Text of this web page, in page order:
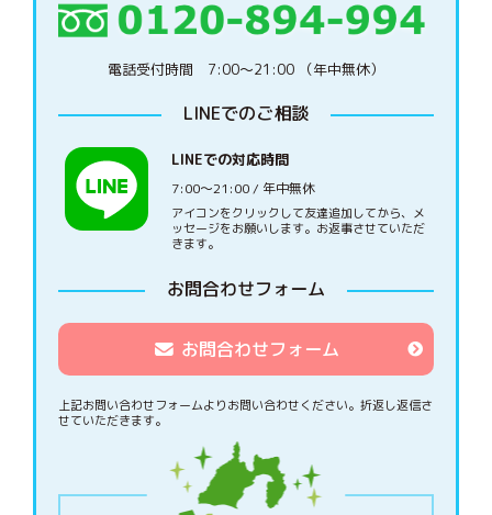
電話受付時間 7:00〜21:00 （年中無休）
LINEでのご相談
LINEでの対応時間
7:00〜21:00 / 年中無休
アイコンをクリックして友達追加してから、メ
ッセージをお願いします。お返事させていただ
きます。
お問合わせフォーム
お問合わせフォーム
上記お問い合わせフォームよりお問い合わせください。 折返し返信さ
せていただきます。